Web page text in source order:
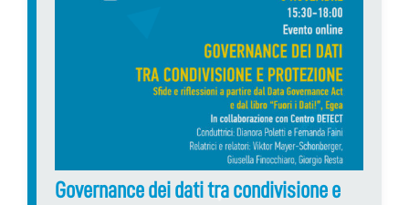
Governance dei dati tra condivisione e